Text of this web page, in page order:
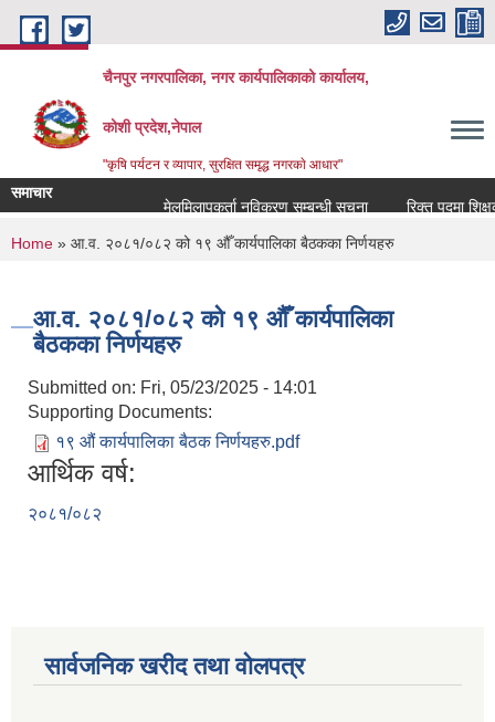
Skip to main content
चैनपुर नगरपालिका, नगर कार्यपालिकाको कार्यालय,
कोशी प्रदेश,नेपाल
"कृषि पर्यटन र व्यापार, सुरक्षित समृद्ध नगरकाे आधार"
समाचार
मेलमिलापकर्ता नविकरण सम्बन्धी सूचना
रिक्त पदमा
You are here
Home » आ.व. २०८१/०८२ को १९ ‍‌औँ कार्यपालिका बैठकका निर्णयहरु
आ.व. २०८१/०८२ को १९ ‍‌औँ कार्यपालिका
बैठकका निर्णयहरु
Submitted on: Fri, 05/23/2025 - 14:01
Supporting Documents:
१९ औं कार्यपालिका बैठक निर्णयहरु.pdf
आर्थिक वर्ष:
२०८१/०८२
सार्वजनिक खरीद तथा वाेलपत्र